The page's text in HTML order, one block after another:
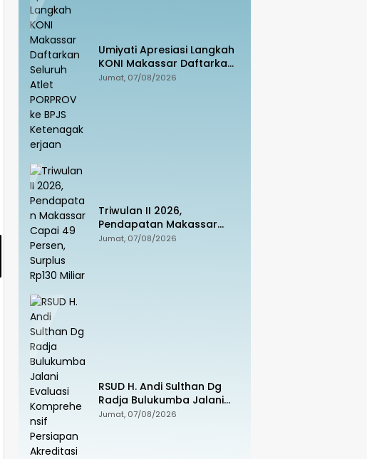
Umiyati Apresiasi Langkah
KONI Makassar Daftarkan
Seluruh Atlet PORPROV ke
Jumat, 07/08/2026
Triwulan II 2026,
Pendapatan Makassar
Capai 49 Persen, Surplus
Jumat, 07/08/2026
RSUD H. Andi Sulthan Dg
Radja Bulukumba Jalani
Evaluasi Komprehensif
Jumat, 07/08/2026